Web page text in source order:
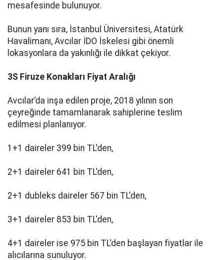
mesafesinde bulunuyor.
Bunun yanı sıra, İstanbul Üniversitesi, Atatürk
Havalimanı, Avcılar İDO İskelesi gibi önemli
lokasyonlara da yakınlığı ile dikkat çekiyor.
3S Firuze Konakları Fiyat Aralığı
Avcılar’da inşa edilen proje, 2018 yılının son
çeyreğinde tamamlanarak sahiplerine teslim
edilmesi planlanıyor.
1+1 daireler 399 bin TL'den,
2+1 daireler 641 bin TL'den,
2+1 dubleks daireler 567 bin TL'den,
3+1 daireler 853 bin TL'den,
4+1 daireler ise 975 bin TL'den başlayan fiyatlar ile
alıcılarına sunuluyor.